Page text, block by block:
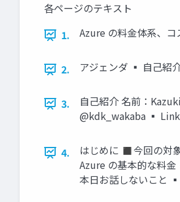
各ページのテキスト
1.
Azure の料金体系、
2. アジェンダ ▪ 自己紹
3.
自己紹介 名前：
@kdk_wakaba ▪
4.
はじめに ◼今回の対
Azure の基本的な料
本日お話しないこと